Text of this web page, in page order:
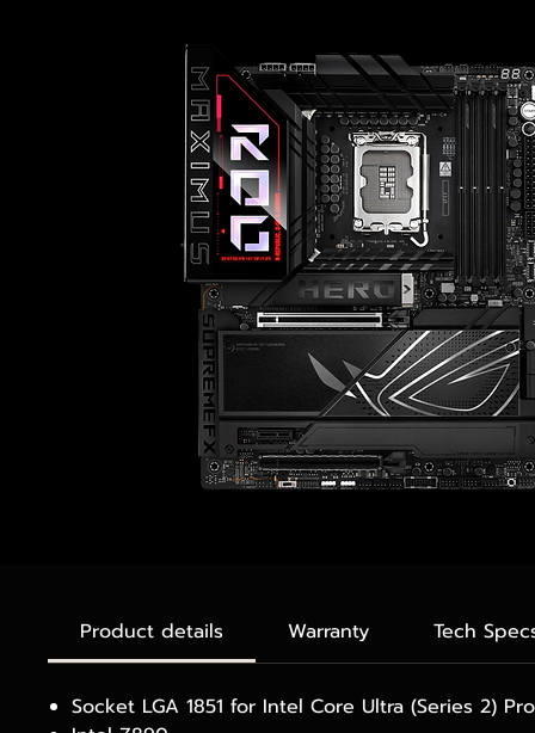
Product details Warranty Tech
Socket LGA 1851 for Intel Core Ultra (Series 2)